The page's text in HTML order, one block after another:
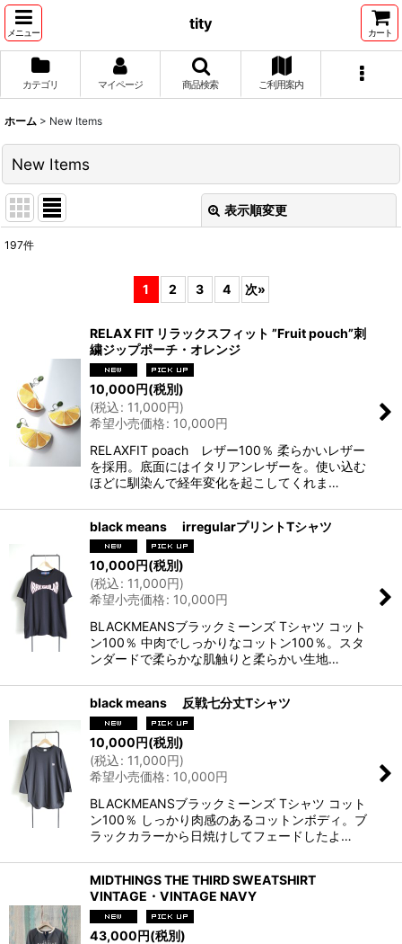
メニュー
tity
カート
カテゴリ マイページ 商品検索 ご利用案内
ホーム > New Items
New Items
表示順変更
絞り込む
197件
1 2 3 4 次»
RELAX FIT リラックスフィット ”Fruit pouch”刺
繍ジップポーチ・オレンジ
10,000円(税別)
(税込: 11,000円)
希望小売価格: 10,000円
RELAXFIT poach レザー100％ 柔らかいレザー
を採用。底面にはイタリアンレザーを。使い込む
ほどに馴染んで経年変化を起こしてくれま…
black means irregularプリントTシャツ
10,000円(税別)
(税込: 11,000円)
希望小売価格: 10,000円
BLACKMEANSブラックミーンズ Tシャツ コット
ン100％ 中肉でしっかりなコットン100％。スタ
ンダードで柔らかな肌触りと柔らかい生地…
black means 反戦七分丈Tシャツ
10,000円(税別)
(税込: 11,000円)
希望小売価格: 10,000円
BLACKMEANSブラックミーンズ Tシャツ コット
ン100％ しっかり肉感のあるコットンボディ。ブ
ラックカラーから日焼けしてフェードしたよ…
MIDTHINGS THE THIRD SWEATSHIRT
VINTAGE・VINTAGE NAVY
43,000円(税別)